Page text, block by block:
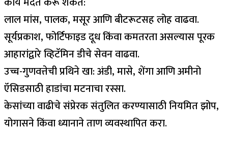
लाल मांस, पालक, मसूर आणि बीटरूटसह लोह वाढवा.
सूर्यप्रकाश, फोर्टिफाइड दूध किंवा कमतरता असल्यास पूरक
आहारांद्वारे व्हिटॅमिन डीचे सेवन वाढवा.
उच्च-गुणवत्तेची प्रथिने खा: अंडी, मासे, शेंगा आणि अमीनो
ऍसिडसाठी हाडांचा मटनाचा रस्सा.
केसांच्या वाढीचे संप्रेरक संतुलित करण्यासाठी नियमित झोप,
योगासने किंवा ध्यानाने ताण व्यवस्थापित करा.